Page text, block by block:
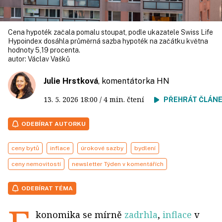
Cena hypoték začala pomalu stoupat, podle ukazatele Swiss Life
Hypoindex dosáhla průměrná sazba hypoték na začátku května
hodnoty 5,19 procenta.
autor: Václav Vašků
Julie Hrstková, komentátorka HN
13. 5. 2026 18:00 / 4 min. čtení PŘEHRÁT
ODEBÍRAT AUTORKU
ceny bytů inflace úrokové sazby bydlení
ceny nemovitostí newsletter Týden v komentářích
ODEBÍRAT TÉMA
konomika se mírně zadrhla, inflace v